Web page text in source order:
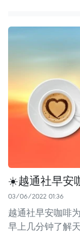
☀️越通社早安
03/06/2022 01:36
越通社早安咖啡
早上几分钟了解